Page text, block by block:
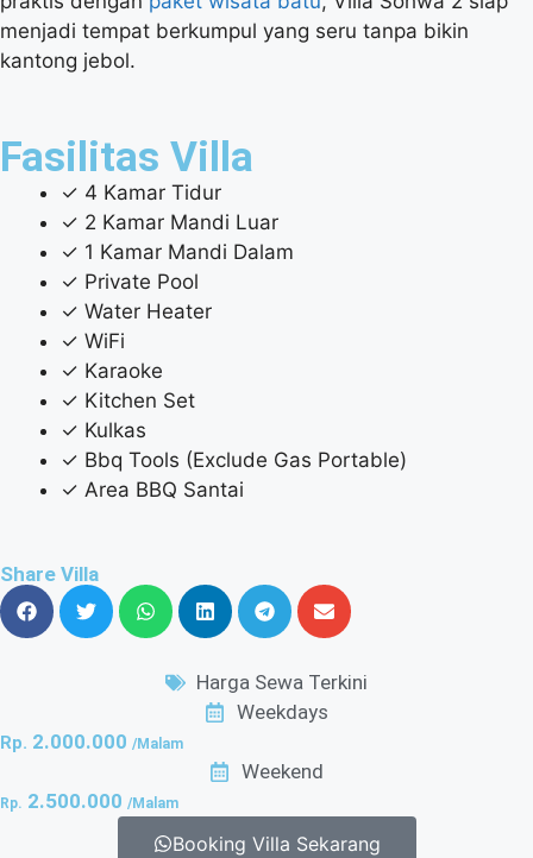
menjadi tempat berkumpul yang seru tanpa bikin
kantong jebol.
Fasilitas Villa
✓ 4 Kamar Tidur
✓ 2 Kamar Mandi Luar
✓ 1 Kamar Mandi Dalam
✓ Private Pool
✓ Water Heater
✓ WiFi
✓ Karaoke
✓ Kitchen Set
✓ Kulkas
✓ Bbq Tools (Exclude Gas Portable)
✓ Area BBQ Santai
Share Villa
Harga Sewa Terkini
Weekdays
Rp. 2.000.000 /Malam
Weekend
Rp. 2.500.000 /Malam
Booking Villa Sekarang